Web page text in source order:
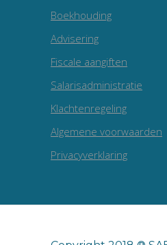
Boekhouding
Advisering
Fiscale aangiften
Salarisadministratie
Klachtenregeling
Algemene voorwaarden
Privacyverklaring